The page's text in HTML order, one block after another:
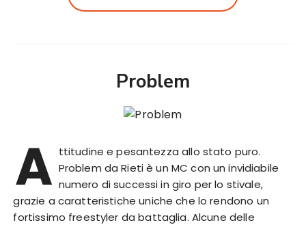
Problem
A ttitudine e pesantezza allo stato puro.
Problem da Rieti è un MC con un invidiabile
numero di successi in giro per lo stivale,
grazie a caratteristiche uniche che lo rendono un
fortissimo freestyler da battaglia. Alcune delle